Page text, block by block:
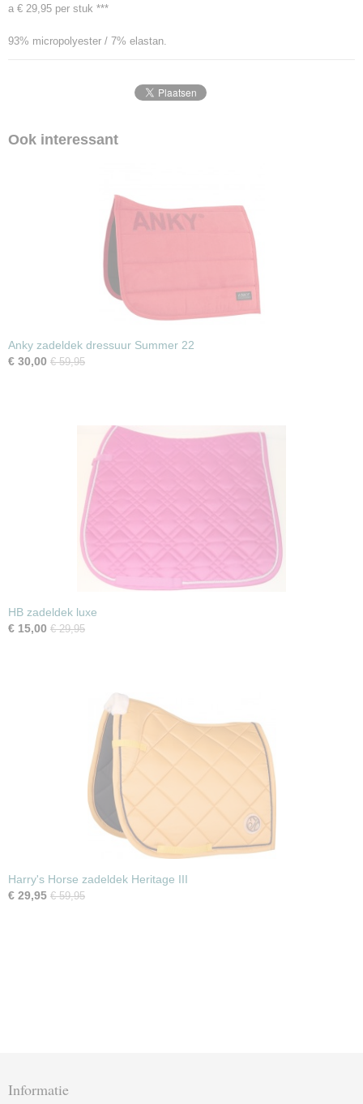
a € 29,95 per stuk ***
93% micropolyester / 7% elastan.
Ook interessant
Anky zadeldek dressuur Summer 22
€ 30,00 € 59,95
HB zadeldek luxe
€ 15,00 € 29,95
Harry's Horse zadeldek Heritage III
€ 29,95 € 59,95
Informatie